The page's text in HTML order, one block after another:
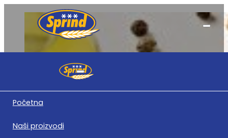
Početna
Naši proizvodi
Obavještenja